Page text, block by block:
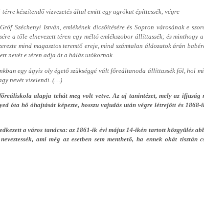
készítendő vizvezetés által emitt egy ugrókut építtessék; végre
Széchenyi István, emlékének dicsőítésére és Sopron városának e
a tőle elnevezett téren egy méltó emlékszobor állíttassék; és
mind magasztos teremtő ereje, mind számtalan áldozatok árán
nevét e téren adja át a hálás utókornak.
egy úgyis oly égető szükséggé vált főreáltanoda állíttassék föl, hol
nevét viselendi. (…)
alapja tehát meg volt vetve. Az uj tanintézet, mely az ifjuság
óta hő óhajtását képezte, hosszu vajudás után végre létrejött és
a város tanácsa: az 1861-ik évi május 14-ikén tartott közgyülés
ami még az esetben sem menthető, ha ennek okát tisztán